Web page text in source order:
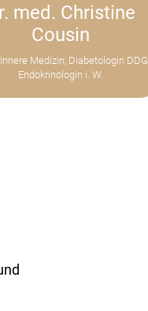
med. Christine
Cousin
Medizin, Diabetologin DDG,
Endokrinologin i. W.